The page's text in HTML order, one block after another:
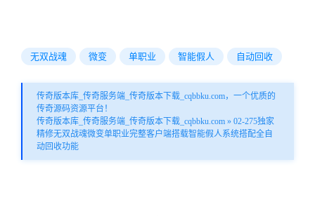
无双战魂 微变 单职业 智能假人 自动回收
传奇版本库_传奇服务端_传奇版本下载_cqbbku.com，一个优质的
传奇源码资源平台！
传奇版本库_传奇服务端_传奇版本下载_cqbbku.com » 02-275独家
精修无双战魂微变单职业完整客户端搭载智能假人系统搭配全自
动回收功能